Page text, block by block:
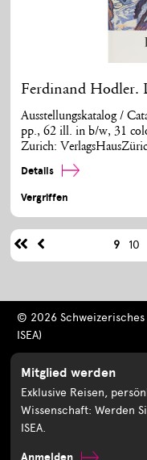
Ferdinand Hodler.
Ausstellungskatalog /
pp., 62 ill. in b/w, 31
Zurich:
Details
Vergriffen
9 10
© 2026
ISEA)
Mitglied werden
Exklusive Reisen,
Wissenschaft: Werden
ISEA.
Anmelden